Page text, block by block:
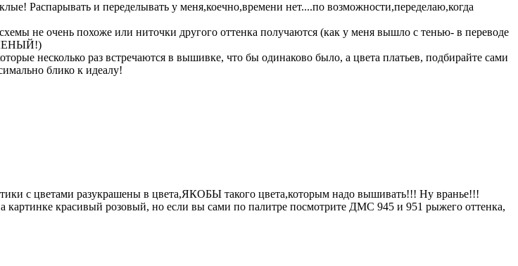
Распарывать и переделывать у меня,коечно,времени нет....по возможности,переделаю,когда
не очень похоже или ниточки другого оттенка получаются (как у меня вышло с тенью- в переводе
несколько раз встречаются в вышивке, что бы одинаково было, а цвета платьев, подбирайте сами
блико к идеалу!
с цветами разукрашены в цвета,ЯКОБЫ такого цвета,которым надо вышивать!!! Ну вранье!!!
красивый розовый, но если вы сами по палитре посмотрите ДМС 945 и 951 рыжего оттенка,